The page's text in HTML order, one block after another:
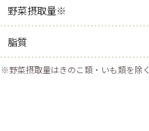
野菜摂取量※
脂質
※野菜摂取量はきのこ類・いも類を除く